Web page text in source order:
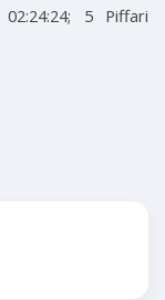
5 Piffari